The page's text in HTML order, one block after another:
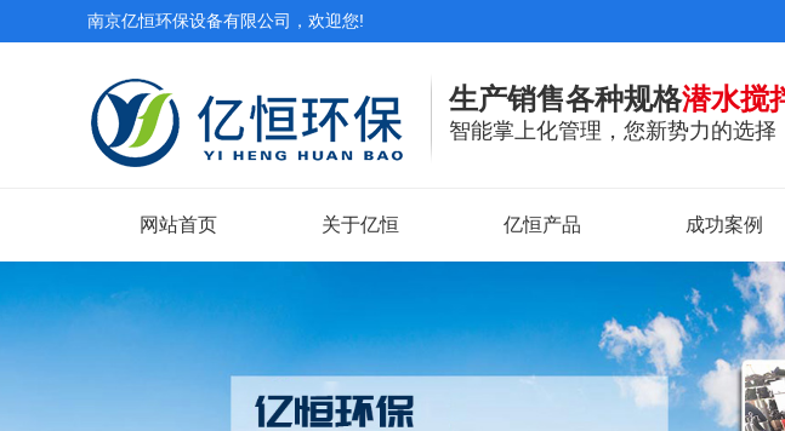
南京亿恒环保设备有限公司，欢迎您!
生产销售各种规格潜水搅
智能掌上化管理，您新势力的选择
网站首页 关于亿恒 亿恒产品 成功案例